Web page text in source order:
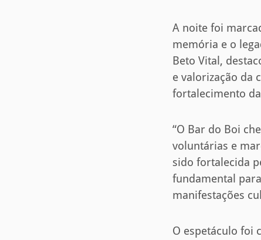
A noite foi
memória e o
Beto Vital,
e valorização da
fortalecimento
“O Bar do Boi
voluntárias e
sido fortalecida
fundamental
manifestações
O espetáculo foi